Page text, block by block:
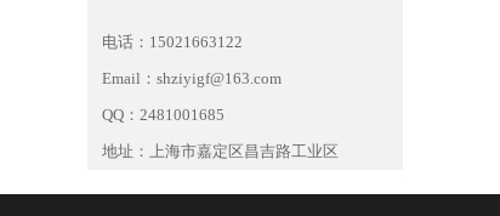
电话：15021663122
Email：shziyigf@163.com
QQ：2481001685
地址：上海市嘉定区昌吉路工业区